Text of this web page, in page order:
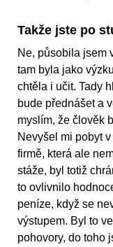
Takže jste po
Ne, působila jsem
tam byla jako
chtěla i učit. Tady
bude přednášet a
myslím, že člověk
Nevyšel mi pobyt
firmě, která ale
stáže, byl totiž
to ovlivnilo
peníze, když se
výstupem. Byl to
pohovory, do toho